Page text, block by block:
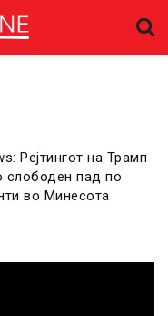
Рејтингот на Трамп
слободен пад по
во Минесота